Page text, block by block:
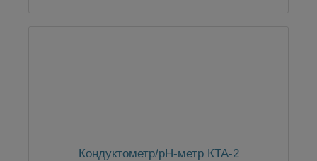
Кондуктометр/рН-метр КТА-2